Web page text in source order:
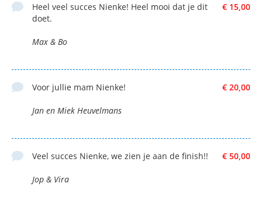
€ 15,00
Heel veel succes Nienke! Heel mooi dat je dit
doet.
Max & Bo
€ 20,00
Voor jullie mam Nienke!
Jan en Miek Heuvelmans
€ 50,00
Veel succes Nienke, we zien je aan de finish!!
Jop & Vira